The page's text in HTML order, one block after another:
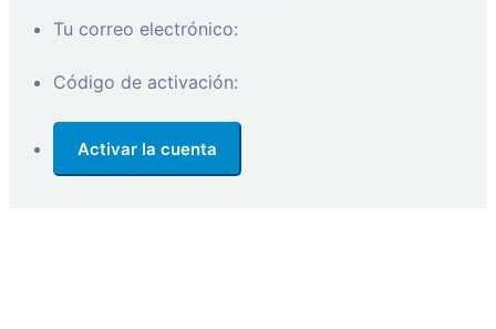
Tu correo electrónico:
Código de activación: